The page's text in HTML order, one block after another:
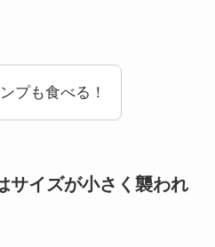
プも食べる！
サイズが小さく襲われ